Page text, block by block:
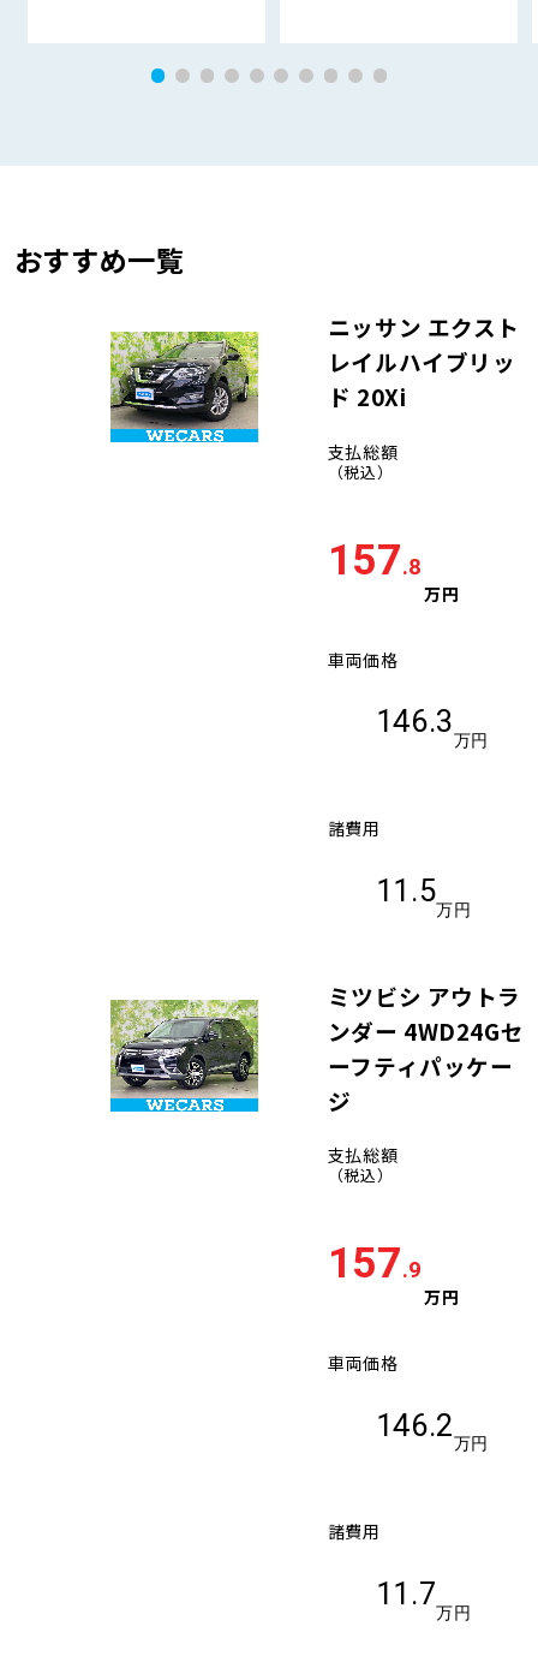
おすすめ一覧
ニッサン エクスト
レイルハイブリッ
ド 20Xi
支払総額
（税込）
157.8
万円
車両価格
146.3
万円
諸費用
11.5
万円
ミツビシ アウトラ
ンダー 4WD24Gセ
ーフティパッケー
ジ
支払総額
（税込）
157.9
万円
車両価格
146.2
万円
諸費用
11.7
万円